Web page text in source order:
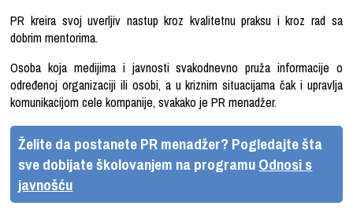
PR kreira svoj uverljiv nastup kroz kvalitetnu praksu i kroz rad sa
dobrim mentorima.
Osoba koja medijima i javnosti svakodnevno pruža informacije o
određenoj organizaciji ili osobi, a u kriznim situacijama čak i upravlja
komunikacijom cele kompanije, svakako je PR menadžer.
Želite da postanete PR menadžer? Pogledajte šta
sve dobijate školovanjem na programuOdnosi s
javnošću